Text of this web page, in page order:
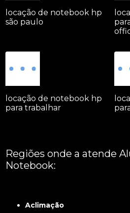
locação de notebook hp
são paulo
locação de notebook hp
para trabalhar
Regiões onde a atende
Notebook:
Aclimação